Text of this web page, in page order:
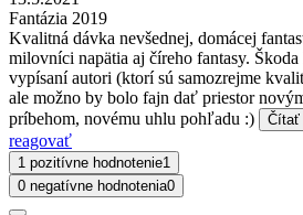
Fantázia 2019
Kvalitná dávka nevšednej, domácej
milovníci napätia aj číreho fantasy. Škoda
vypísaní autori (ktorí sú samozrejme
ale možno by bolo fajn dať priestor
príbehom, novému uhlu pohľadu :)
Čítať
reagovať
1 pozitívne hodnotenie1
0 negatívne hodnotenia0